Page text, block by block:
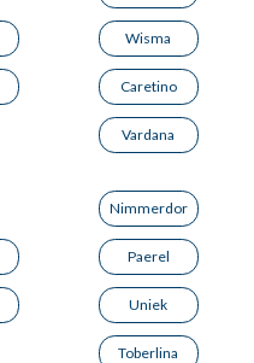
Wisma
Caretino
Vardana
Nimmerdor
Paerel
Uniek
Toberlina